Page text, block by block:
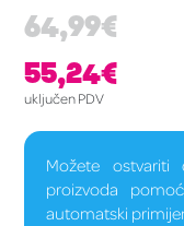
64,99€
55,24€
uključen PDV
Možete
proizvoda
automatski